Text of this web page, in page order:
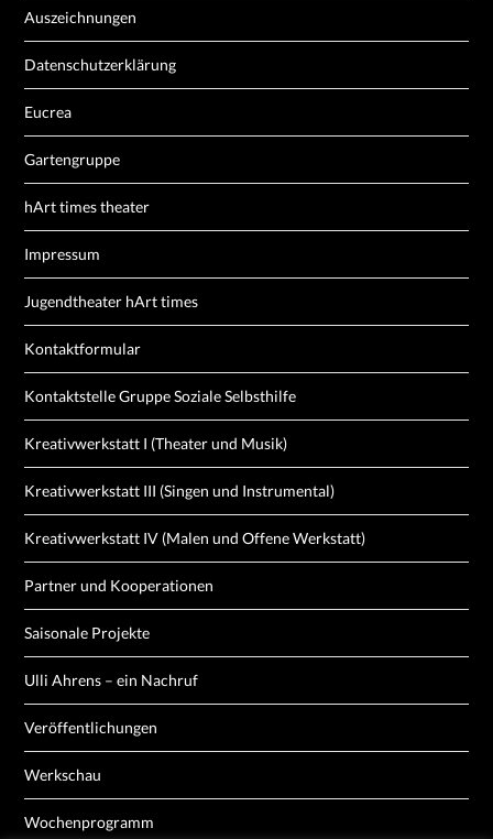
Auszeichnungen
Datenschutzerklärung
Eucrea
Gartengruppe
hArt times theater
Impressum
Jugendtheater hArt times
Kontaktformular
Kontaktstelle Gruppe Soziale Selbsthilfe
Kreativwerkstatt I (Theater und Musik)
Kreativwerkstatt III (Singen und Instrumental)
Kreativwerkstatt IV (Malen und Offene Werkstatt)
Partner und Kooperationen
Saisonale Projekte
Ulli Ahrens – ein Nachruf
Veröffentlichungen
Werkschau
Wochenprogramm